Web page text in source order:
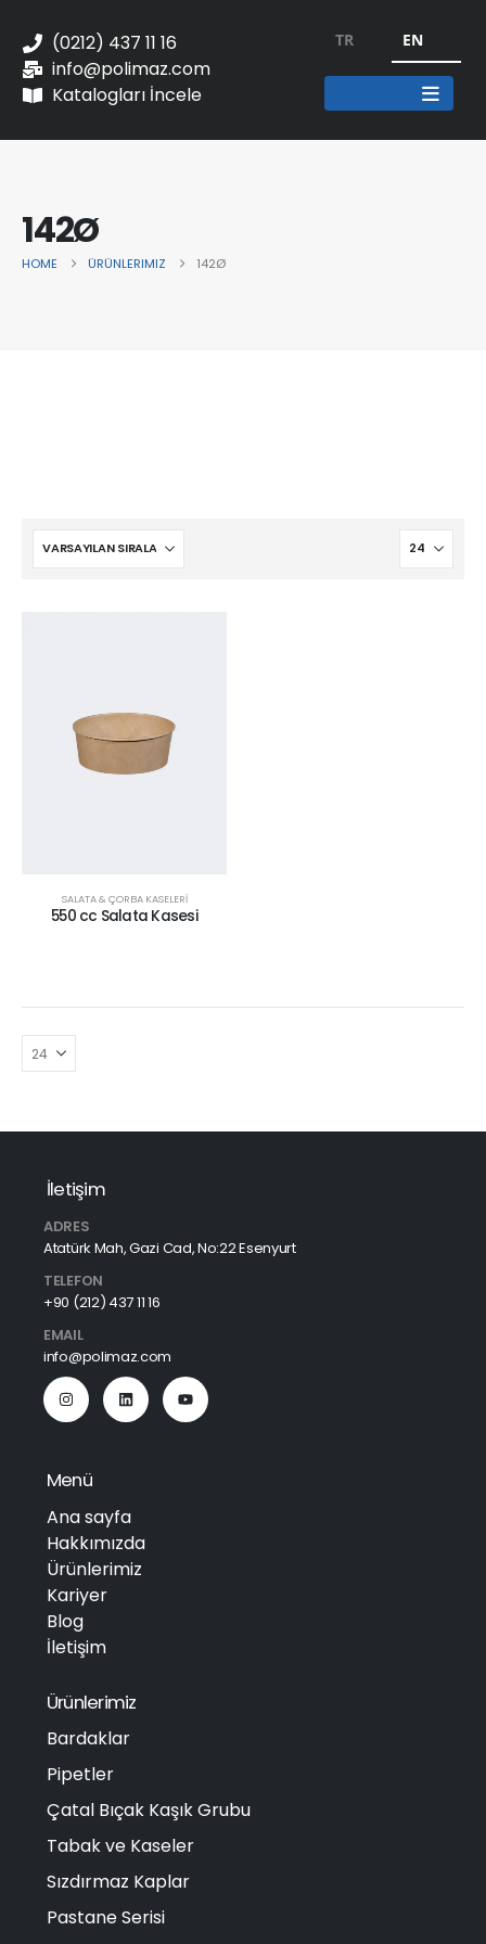
(0212) 437 11 16
info@polimaz.com
Katalogları İncele
TR EN
142Ø
HOME ÜRÜNLERIMIZ 142Ø
SALATA & ÇORBA KASELERİ
550 cc Salata Kasesi
İletişim
ADRES
Atatürk Mah, Gazi Cad, No:22 Esenyurt
TELEFON
+90 (212) 437 11 16
EMAIL
info@polimaz.com
Menü
Ana sayfa
Hakkımızda
Ürünlerimiz
Kariyer
Blog
İletişim
Ürünlerimiz
Bardaklar
Pipetler
Çatal Bıçak Kaşık Grubu
Tabak ve Kaseler
Sızdırmaz Kaplar
Pastane Serisi